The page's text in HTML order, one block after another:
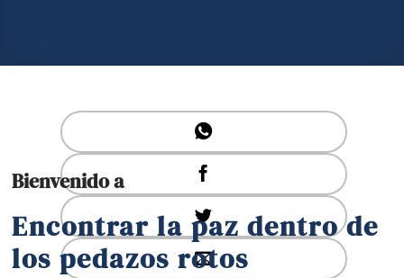
Bienvenido a
Encontrar la paz dentro de
los pedazos rotos